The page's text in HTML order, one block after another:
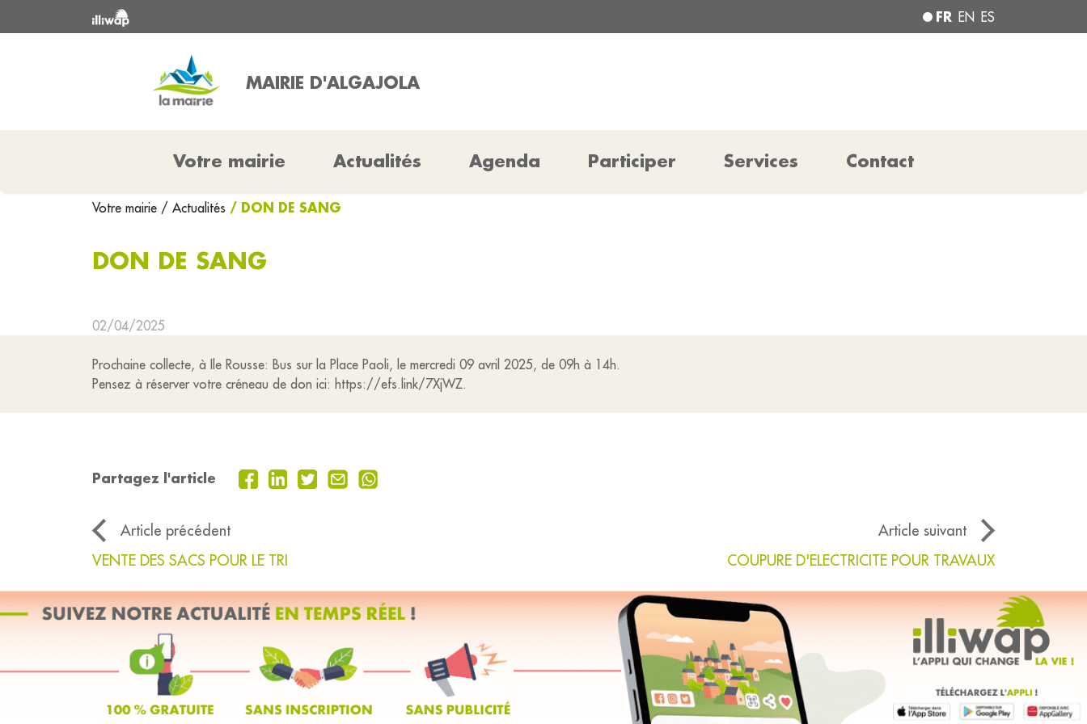
FR EN ES
MAIRIE D'ALGAJOLA
Votre mairie Actualités Agenda Participer Services Contact
Votre mairie / Actualités / DON DE SANG
DON DE SANG
02/04/2025
Prochaine collecte, à Ile Rousse: Bus sur la Place Paoli, le mercredi 09 avril 2025, de 09h à 14h.
Pensez à réserver votre créneau de don ici: https://efs.link/7XjWZ.
Partagez l'article
Article précédent
Article suivant
VENTE DES SACS POUR LE TRI
COUPURE D'ELECTRICITE POUR TRAVAUX